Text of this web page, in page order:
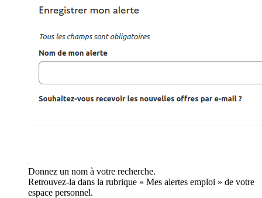
Donnez un nom à votre recherche.
Retrouvez-la dans la rubrique « Mes alertes emploi » de votre
espace personnel.